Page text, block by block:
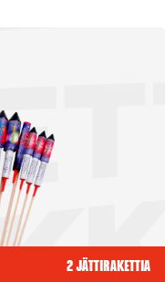
2 jättirakettia